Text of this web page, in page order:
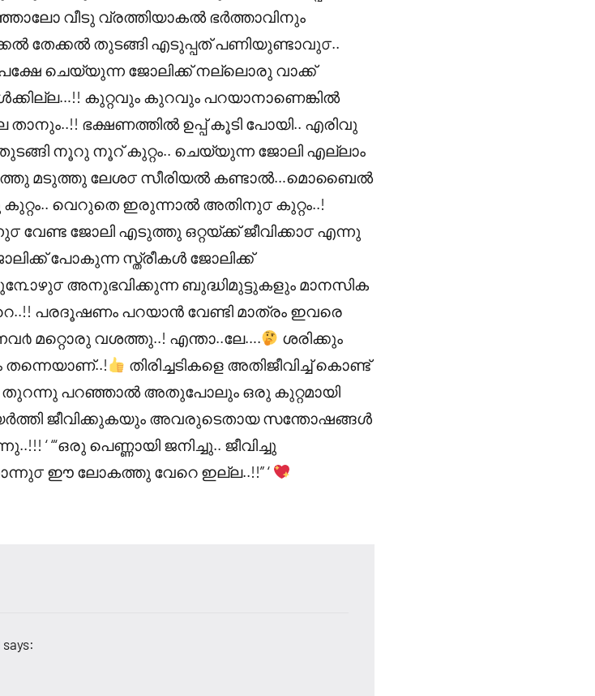
വീടു വ്രത്തിയാകൽ ഭർത്താവിനും
തേക്കൽ തുടങ്ങി എടുപ്പത് പണിയുണ്ടാവു൦..
ചെയ്യുന്ന ജോലിക്ക് നല്ലൊരു വാക്ക്
കുറ്റവും കുറവും പറയാനാണെങ്കിൽ
ഭക്ഷണത്തിൽ ഉപ്പ് കൂടി പോയി.. എരിവു
തുടങ്ങി നൂറു നൂറ് കുറ്റം.. ചെയ്യുന്ന ജോലി എല്ലാം
മടുത്തു ലേശ൦ സീരിയൽ കണ്ടാൽ…മൊബൈൽ
വെറുതെ ഇരുന്നാൽ അതിനു൦ കുറ്റം..!
വേണ്ട ജോലി എടുത്തു ഒറ്റയ്ക്ക് ജീവിക്കാ൦ എന്നു
പോകുന്ന സ്ത്രീകൾ ജോലിക്ക്
അനുഭവിക്കുന്ന ബുദ്ധിമുട്ടുകളും മാനസിക
പരദൂഷണം പറയാൻ വേണ്ടി മാത്രം ഇവരെ
മറ്റൊരു വശത്തു..! എന്താ..ലേ….
ശരിക്കും
തന്നെയാണ്..!
തിരിച്ചടികളെ അതിജീവിച്ച് കൊണ്ട്
പറഞ്ഞാൽ അതുപോലും ഒരു കുറ്റമായി
ജീവിക്കുകയും അവരുടെതായ സന്തോഷങ്ങൾ
“‘ഒരു പെണ്ണായി ജനിച്ചു.. ജീവിച്ചു
ഈ ലോകത്തു വേറെ ഇല്ല..!!” ‘
says: